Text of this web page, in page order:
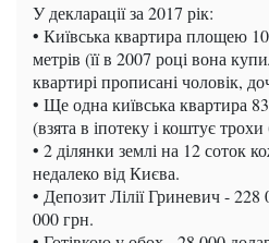
У декларації за 2017 рік:
• Київська квартира площею
метрів (її в 2007 році вона
квартирі прописані чоловік,
• Ще одна київська квартира
(взята в іпотеку і коштує
• 2 ділянки землі на 12 соток
недалеко від Києва.
• Депозит Лілії Гриневич - 228
000 грн.